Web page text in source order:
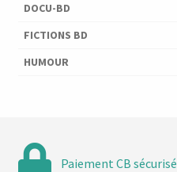
DOCU-BD
FICTIONS BD
HUMOUR
Paiement CB sécurisé